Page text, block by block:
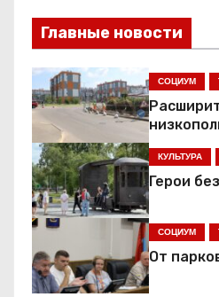
и
г
а
ц
и
я
п
о
Главные новости
СОЦИУМ
КУЛЬТУРА
Герои
СОЦИУМ
От